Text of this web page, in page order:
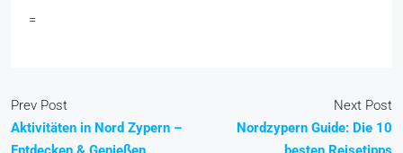
=
Prev Post
Aktivitäten in Nord Zypern –
Next Post
Nordzypern Guide: Die 10